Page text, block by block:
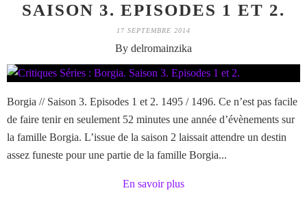
SAISON 3. EPISODES 1 ET 2.
17 SEPTEMBRE 2014
By delromainzika
Borgia // Saison 3. Episodes 1 et 2. 1495 / 1496. Ce n’est pas facile
de faire tenir en seulement 52 minutes une année d’évènements sur
la famille Borgia. L’issue de la saison 2 laissait attendre un destin
assez funeste pour une partie de la famille Borgia...
En savoir plus